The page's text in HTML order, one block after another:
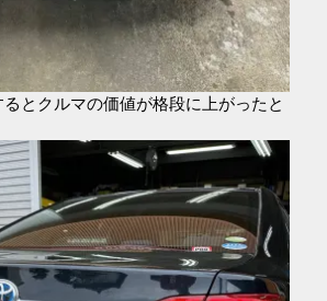
とクルマの価値が格段に上がったと